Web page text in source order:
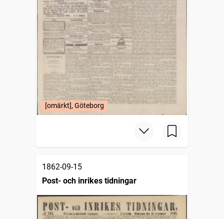
[omärkt], Göteborg
1862-09-15
Post- och inrikes tidningar